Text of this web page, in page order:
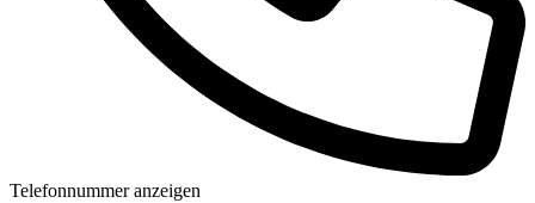
Telefonnummer anzeigen